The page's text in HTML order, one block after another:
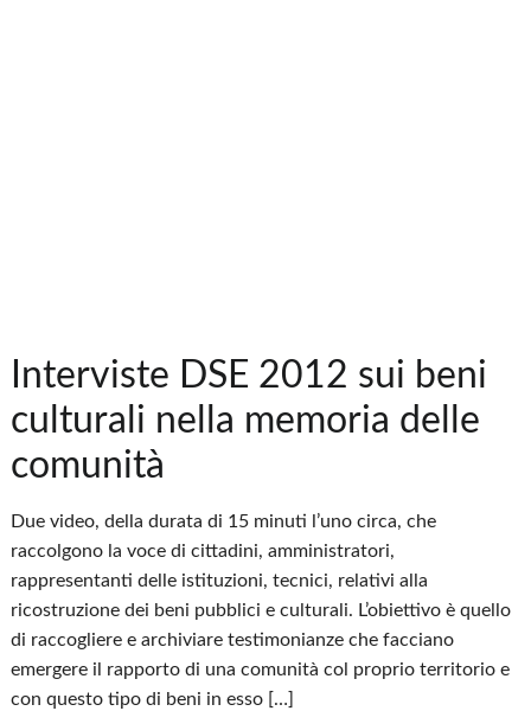
Interviste DSE 2012 sui beni
culturali nella memoria delle
comunità
Due video, della durata di 15 minuti l’uno circa, che
raccolgono la voce di cittadini, amministratori,
rappresentanti delle istituzioni, tecnici, relativi alla
ricostruzione dei beni pubblici e culturali. L’obiettivo è quello
di raccogliere e archiviare testimonianze che facciano
emergere il rapporto di una comunità col proprio territorio e
con questo tipo di beni in esso […]